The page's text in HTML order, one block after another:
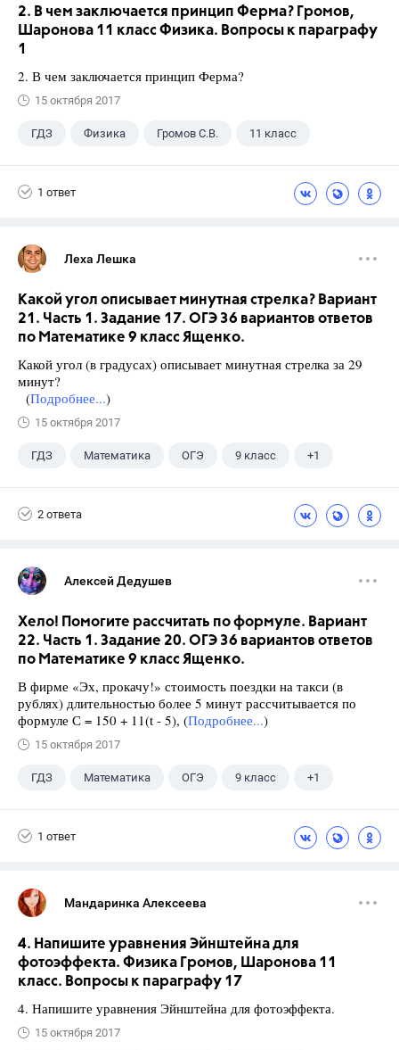
2. В чем заключается принцип Ферма? Громов,
Шаронова 11 класс Физика. Вопросы к параграфу
1
2. В чем заключается принцип Ферма?
15 октября 2017
ГДЗ Физика Громов С.В. 11 класс
1 ответ
Леха Лешка
Какой угол описывает минутная стрелка? Вариант
21. Часть 1. Задание 17. ОГЭ 36 вариантов ответов
по Математике 9 класс Ященко.
Какой угол (в градусах) описывает минутная стрелка за 29
минут?
(Подробнее...)
15 октября 2017
ГДЗ Математика ОГЭ 9 класс +1
2 ответа
Алексей Дедушев
Хело! Помогите рассчитать по формуле. Вариант
22. Часть 1. Задание 20. ОГЭ 36 вариантов ответов
по Математике 9 класс Ященко.
В фирме «Эх, прокачу!» стоимость поездки на такси (в
рублях) длительностью более 5 минут рассчитывается по
формуле С = 150 + 11(t - 5), (Подробнее...)
15 октября 2017
ГДЗ Математика ОГЭ 9 класс +1
1 ответ
Мандаринка Алексеева
4. Напишите уравнения Эйнштейна для
фотоэффекта. Физика Громов, Шаронова 11
класс. Вопросы к параграфу 17
4. Напишите уравнения Эйнштейна для фотоэффекта.
15 октября 2017